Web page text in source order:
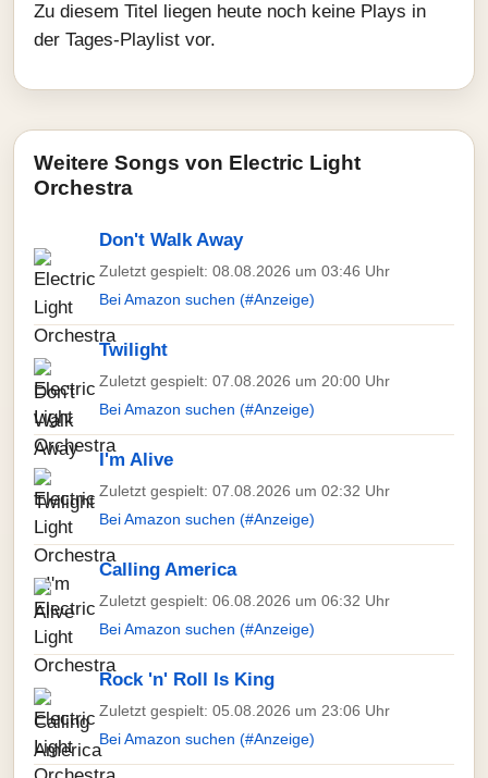
Zu diesem Titel liegen heute noch keine Plays in
der Tages-Playlist vor.
Weitere Songs von Electric Light
Orchestra
Don't Walk Away
Zuletzt gespielt: 08.08.2026 um 03:46 Uhr
Bei Amazon suchen (#Anzeige)
Twilight
Zuletzt gespielt: 07.08.2026 um 20:00 Uhr
Bei Amazon suchen (#Anzeige)
I'm Alive
Zuletzt gespielt: 07.08.2026 um 02:32 Uhr
Bei Amazon suchen (#Anzeige)
Calling America
Zuletzt gespielt: 06.08.2026 um 06:32 Uhr
Bei Amazon suchen (#Anzeige)
Rock 'n' Roll Is King
Zuletzt gespielt: 05.08.2026 um 23:06 Uhr
Bei Amazon suchen (#Anzeige)